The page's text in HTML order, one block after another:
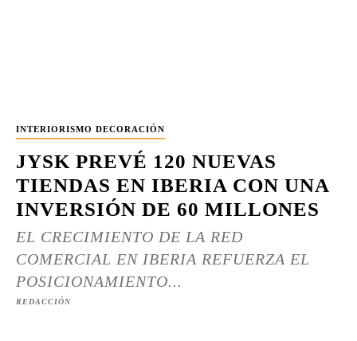
INTERIORISMO DECORACIÓN
JYSK PREVÉ 120 NUEVAS
TIENDAS EN IBERIA CON UNA
INVERSIÓN DE 60 MILLONES
EL CRECIMIENTO DE LA RED
COMERCIAL EN IBERIA REFUERZA EL
POSICIONAMIENTO...
REDACCIÓN